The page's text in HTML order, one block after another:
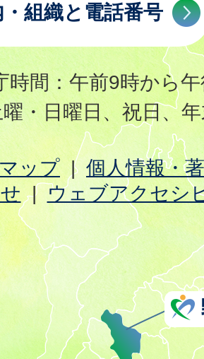
組織と電話番号
時間：午前9時から
・日曜日、祝日、
ップ
個人情報・
ウェブアクセシ